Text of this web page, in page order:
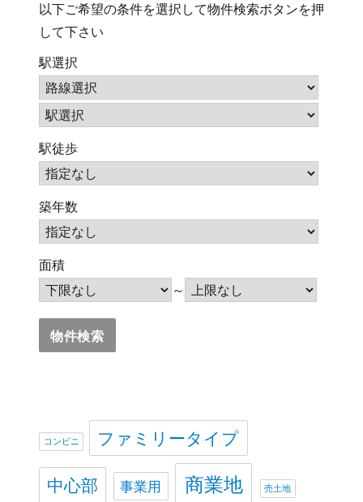
以下ご希望の条件を選択して物件検索ボタンを押
して下さい
駅選択
駅徒歩
築年数
面積
～
コンビニ ファミリータイプ
中心部 事業用 商業地 売土地